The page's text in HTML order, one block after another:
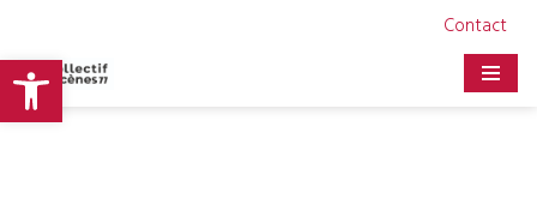
Ouvrir la barre d’outils
Contact
Aller
au
contenu